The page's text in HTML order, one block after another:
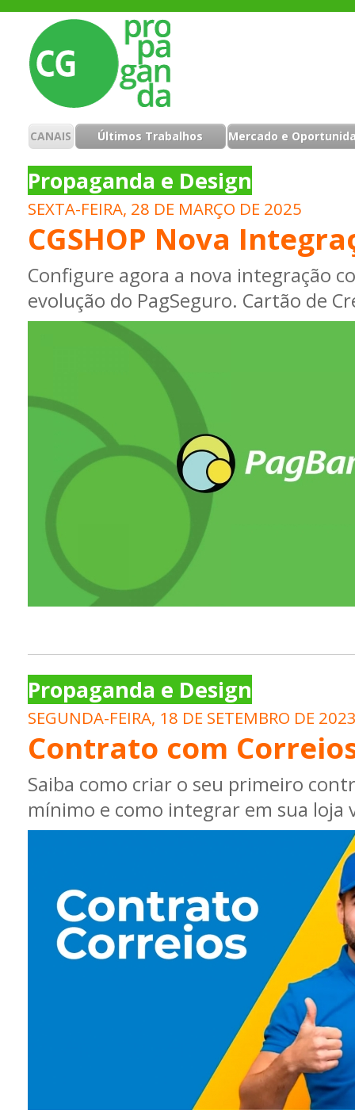
CANAIS Últimos Trabalhos Mercado e
Propaganda e Design
SEXTA-FEIRA, 28 DE MARÇO DE 2025
CGSHOP Nova
Configure agora a nova integração
evolução do PagSeguro. Cartão de
Propaganda e Design
SEGUNDA-FEIRA, 18 DE SETEMBRO DE
Contrato com
Saiba como criar o seu primeiro
mínimo e como integrar em sua loja